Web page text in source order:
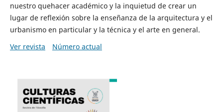
nuestro quehacer académico y la inquietud de crear un
lugar de reflexión sobre la enseñanza de la arquitectura y el
urbanismo en particular y la técnica y el arte en general.
Ver revista
Número actual